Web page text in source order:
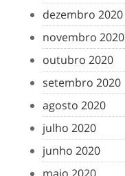
dezembro 2020
novembro 2020
outubro 2020
setembro 2020
agosto 2020
julho 2020
junho 2020